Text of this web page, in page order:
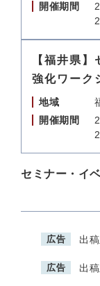
開催期間
【福井県
強化ワーク
地域
開催期間
セミナー・イ
広告 出
広告 出